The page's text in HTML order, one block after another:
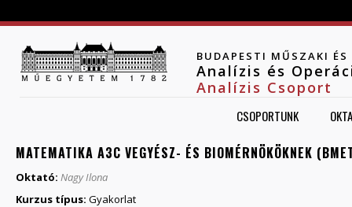
BUDAPESTI MŰSZAKI
Analízis és
Analízis Csoport
CSOPORTUNK
MATEMATIKA A3C VEGYÉSZ- ÉS BIOMÉRNÖKÖKNEK
Oktató: Nagy Ilona
Kurzus típus: Gyakorlat